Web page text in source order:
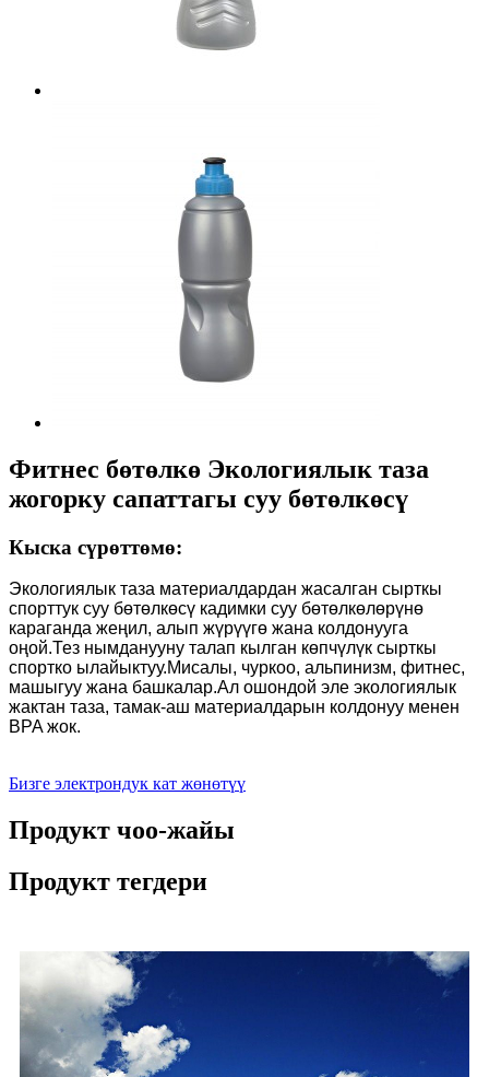
Фитнес бөтөлкө Экологиялык таза
жогорку сапаттагы суу бөтөлкөсү
Кыска сүрөттөмө:
Экологиялык таза материалдардан жасалган сырткы
спорттук суу бөтөлкөсү кадимки суу бөтөлкөлөрүнө
караганда жеңил, алып жүрүүгө жана колдонууга
оңой.Тез нымданууну талап кылган көпчүлүк сырткы
спортко ылайыктуу.Мисалы, чуркоо, альпинизм, фитнес,
машыгуу жана башкалар.Ал ошондой эле экологиялык
жактан таза, тамак-аш материалдарын колдонуу менен
BPA жок.
Бизге электрондук кат жөнөтүү
Продукт чоо-жайы
Продукт тегдери